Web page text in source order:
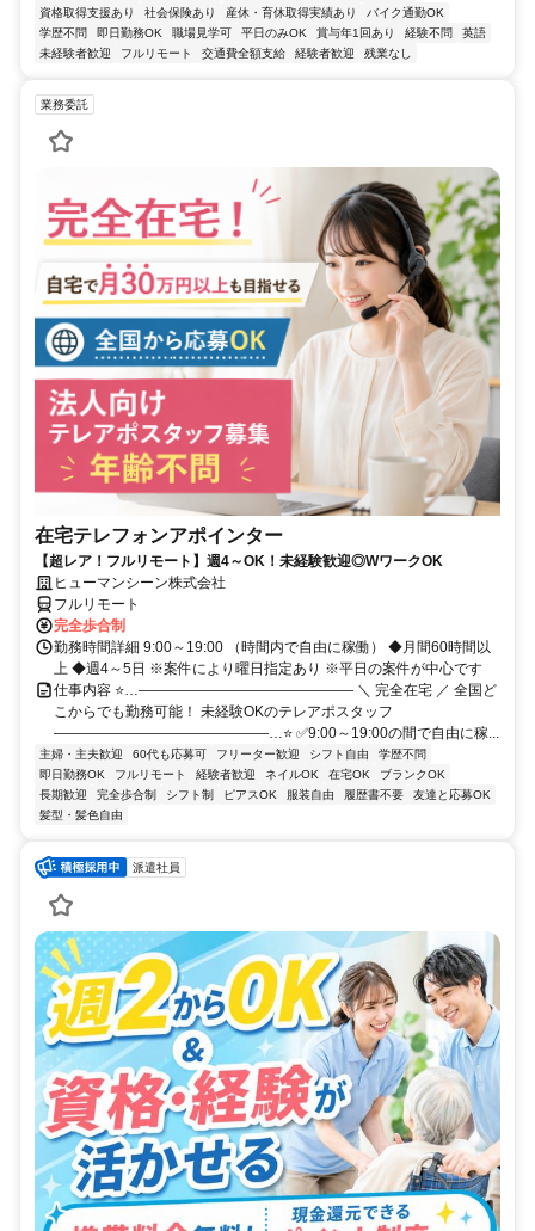
資格取得支援あり
社会保険あり 産休・育休取得実績あり
バイク通勤OK
学歴不問
即日勤務OK 職場見学可 平日のみOK 賞与年1回あり 経験不問
英語
未経験者歓迎
フルリモート 交通費全額支給 経験者歓迎 残業なし
業務委託
在宅テレフォンアポインター
【超レア！フルリモート】週4～OK！未経験歓迎◎WワークOK
ヒューマンシーン株式会社
フルリモート
完全歩合制
勤務時間詳細 9:00～19:00 （時間内で自由に稼働） ◆月間60時間以
上 ◆週4～5日 ※案件により曜日指定あり ※平日の案件が中心です
仕事内容 ⭐…――――――――――――――― ＼ 完全在宅 ／ 全国ど
こからでも勤務可能！ 未経験OKのテレアポスタッフ
―――――――――――――――…⭐ ✅9:00～19:00の間で自由に稼...
主婦・主夫歓迎 60代も応募可 フリーター歓迎 シフト自由
学歴不問
即日勤務OK
フルリモート 経験者歓迎 ネイルOK 在宅OK
ブランクOK
長期歓迎
完全歩合制 シフト制 ピアスOK 服装自由 履歴書不要
友達と応募OK
髪型・髪色自由
派遣社員